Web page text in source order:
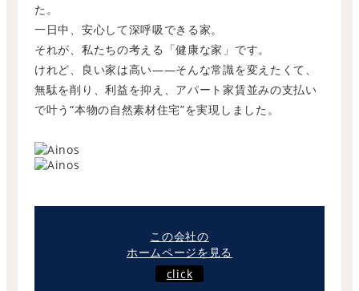
た。
一日中、安心して深呼吸できる家。
それが、私たちの考える「健康な家」です。
けれど、良い家は高い——そんな常識を変えたくて、
無駄を削り、利益を抑え、アパート家賃並みの支払い
で叶う“本物の自然素材住宅”を実現しました。
この会社の
ホームページを見る
click